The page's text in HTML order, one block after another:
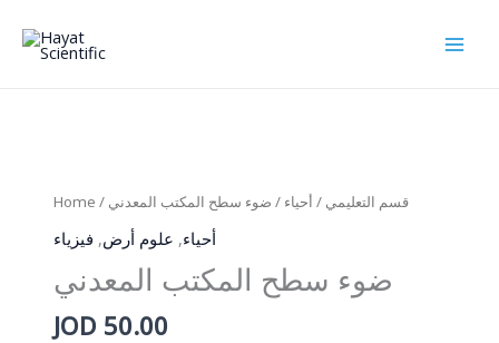
content
Home / قسم التعليمي / أحياء / ضوء سطح المكتب المعدني
أحياء, علوم أرض, فيزياء
ضوء سطح المكتب المعدني
JOD 50.00